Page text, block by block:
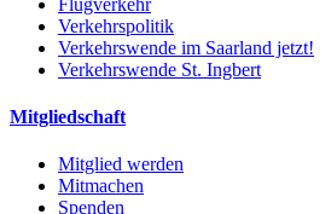
Verkehrspolitik
Verkehrswende im Saarland jetzt!
Verkehrswende St. Ingbert
Mitgliedschaft
Mitglied werden
Mitmachen
Spenden